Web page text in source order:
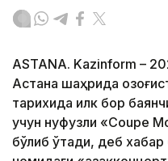
ASTANA. Kazinform –
Астана шаҳрида
тарихида илк бор
учун нуфузли «Coupe
бўлиб ўтади, деб